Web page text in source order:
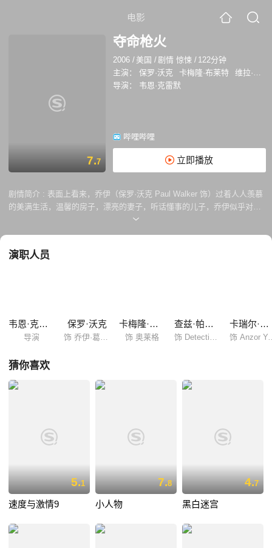
电影
7.7
夺命枪火
2006 / 美国 /剧情 惊悚 / 122分钟
主演：
保罗·沃克 卡梅隆·布莱特
维拉·法米加
导演：
韦恩·克雷默
哔哩哔哩
立即播放
剧情简介 : 表面上看来，乔伊（保罗·沃克 Paul Walker 饰）过着人人羡慕
的美满生活，温馨的房子，漂亮的妻子，听话懂事的儿子，乔伊似乎对这
一切的一切都信手拈来。但在背地里，乔伊有着自己的苦恼，身为一个黑
遭人暗算，老大被射身亡。一如既往的，乔伊被分配了销毁枪支的小任
起来，原来，奥格雷的继父是某俄罗斯黑帮老大的侄子，一时间，黑道白
道和乔伊都在寻找着奥格雷的踪迹，...
演职人员
韦恩·克雷默
导演
保罗·沃克 卡梅隆·布莱特
饰 奥莱格
查兹·帕尔明特瑞 卡瑞尔·罗登
猜你喜欢
5.1
速度与激情9
7.8
小人物
4.7
黑白迷宫